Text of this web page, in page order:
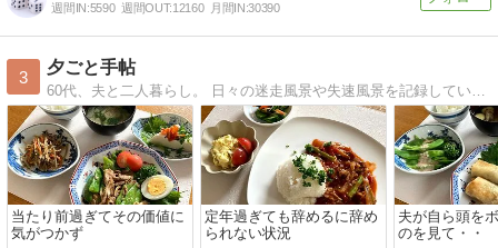
週間IN:5590 週間OUT:12160 月間IN:30390
3
夕ごと手帖
当たり前過ぎてその価値に
気がつかず
定年過ぎても辞めるに辞め
られない状況
夫が自ら頭を
のを見て・・